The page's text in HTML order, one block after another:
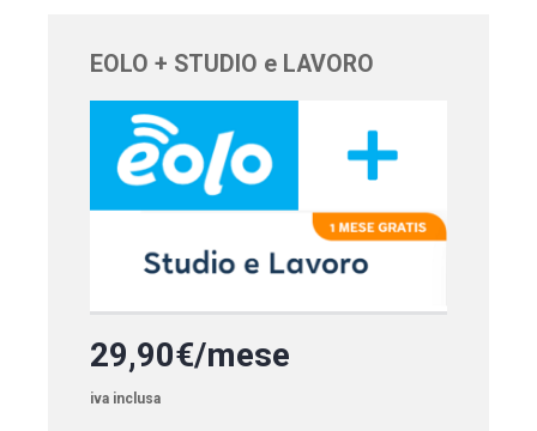
EOLO + STUDIO e LAVORO
29,90€/mese
iva inclusa